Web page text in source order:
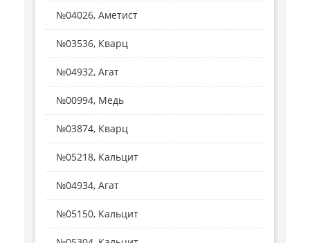
№04026, Аметист
№03536, Кварц
№04932, Агат
№00994, Медь
№03874, Кварц
№05218, Кальцит
№04934, Агат
№05150, Кальцит